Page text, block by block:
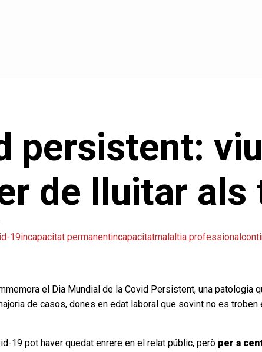
persistent:
de lluitar als
19incapacitat permanentincapacitatmalaltia professional
el Dia Mundial de la Covid Persistent, una patologia
de casos, dones en edat laboral que sovint no es
19 pot haver quedat enrere en el relat públic, però per a